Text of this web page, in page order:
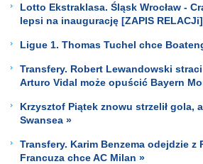
Lotto Ekstraklasa. Śląsk Wrocław -
lepsi na inaugurację [ZAPIS
Ligue 1. Thomas Tuchel chce
Transfery. Robert Lewandowski
Arturo Vidal może opuścić Bayern
Krzysztof Piątek znowu strzelił gola,
Swansea »
Transfery. Karim Benzema odejdzie z
Francuza chce AC Milan »